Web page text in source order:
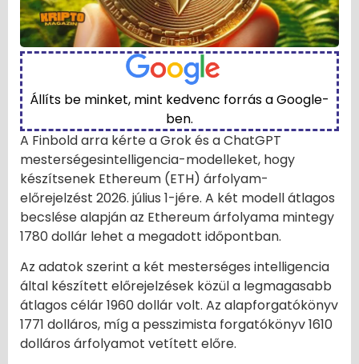
Állíts be minket, mint kedvenc forrás a Google-
ben.
A Finbold arra kérte a Grok és a ChatGPT
mesterségesintelligencia-modelleket, hogy
készítsenek Ethereum (ETH) árfolyam-
előrejelzést 2026. július 1-jére. A két modell átlagos
becslése alapján az Ethereum árfolyama mintegy
1780 dollár lehet a megadott időpontban.
Az adatok szerint a két mesterséges intelligencia
által készített előrejelzések közül a legmagasabb
átlagos célár 1960 dollár volt. Az alapforgatókönyv
1771 dolláros, míg a pesszimista forgatókönyv 1610
dolláros árfolyamot vetített előre.